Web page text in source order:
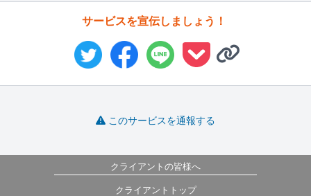
サービスを宣伝しましょう！
このサービスを通報する
クライアントの皆様へ
クライアントトップ